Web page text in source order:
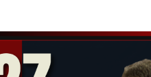
Campionati
Campionati europei